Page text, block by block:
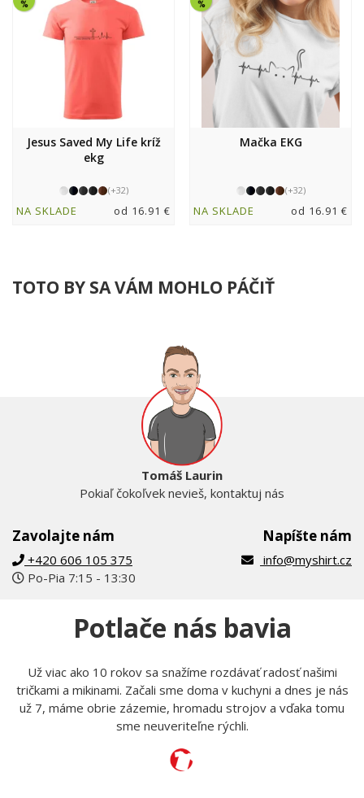
Jesus Saved My Life kríž
ekg
(+32)
NA SKLADE od 16.91 €
Mačka EKG
(+32)
NA SKLADE od 16.91 €
TOTO BY SA VÁM MOHLO PÁČIŤ
Zavolajte nám
+420 606 105 375
Po-Pia 7:15 - 13:30
Tomáš Laurin
Pokiaľ čokoľvek nevieš, kontaktuj nás
Napíšte nám
info@myshirt.cz
Potlače nás bavia
Už viac ako 10 rokov sa snažíme rozdávať radosť našimi
tričkami a mikinami. Začali sme doma v kuchyni a dnes je nás
už 7, máme obrie zázemie, hromadu strojov a vďaka tomu
sme neuveriteľne rýchli.